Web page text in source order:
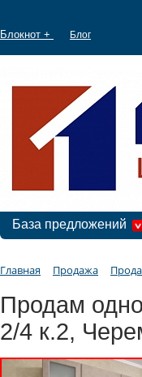
Блокнот + Блог
База предложений
Главная Продажа
Продам
2/4 к.2,